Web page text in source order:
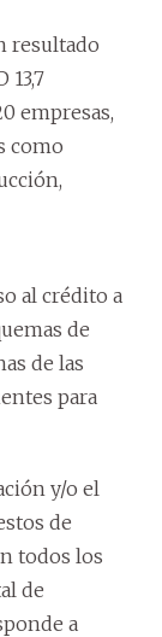
resultado
13,7
empresas,
como
al crédito a
de
de las
para
y/o el
de
todos los
de
a